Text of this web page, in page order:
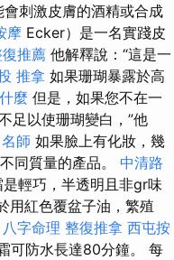
刺激皮膚的酒精或合成
摩 Ecker）是一名實踐皮
推薦 他解釋說：“這是一
推拿 如果珊瑚暴露於高
麼 但是，如果您不在一
足以使珊瑚變白，”他
師 如果臉上有化妝，幾
同質量的產品。 中清路
輕巧，半透明且非gr味
用紅色覆盆子油，繁殖
八字命理 整復推拿 西屯按
可防水長達80分鐘。 每